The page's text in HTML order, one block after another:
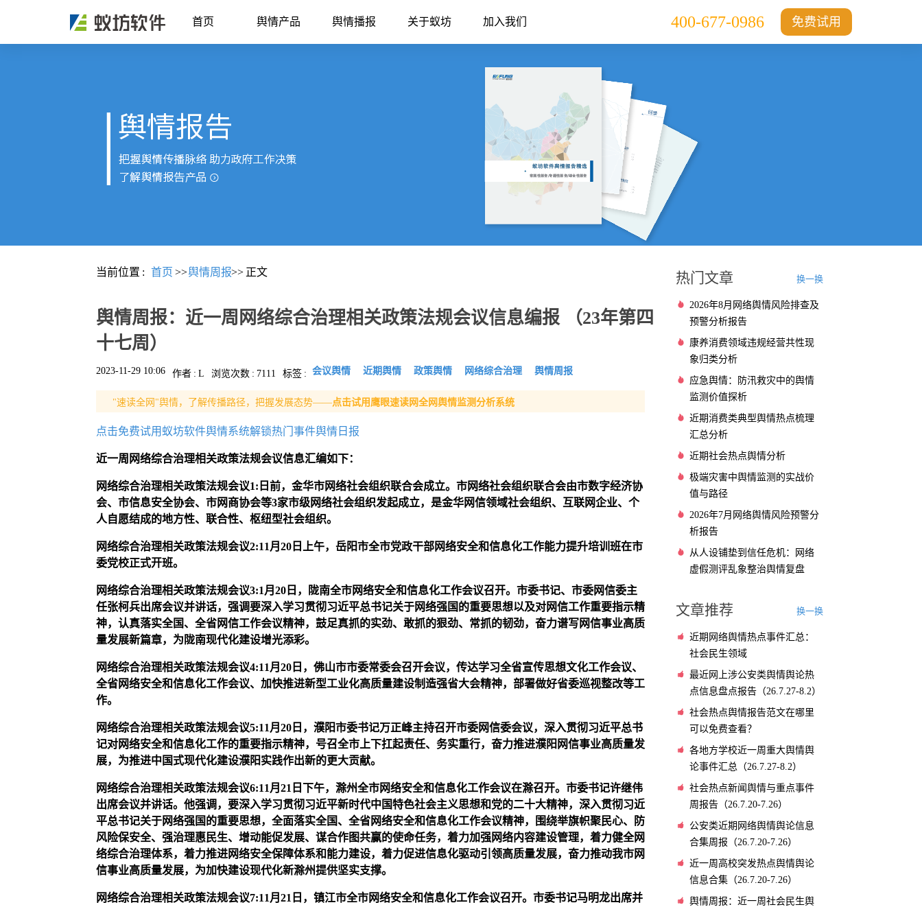
首页 舆情产品 舆情播报 关于蚁坊 加入我们 免费试用
400-677-0986
当前位置 : 首页 >>舆情周报>> 正文
舆情周报：近一周网络综合治理相关政策法规会议信息编报 （23年第四
十七周）
2023-11-29 10:06 作者 : L 浏览次数 : 7111 标签 : 舆情周报
网络综合治理
政策舆情
近期舆情
会议舆情
"速读全网"舆情，了解传播路径，把握发展态势——点击试用鹰眼速读网全网舆情监测分析系统
点击免费试用蚁坊软件舆情系统解锁热门事件舆情日报
近一周网络综合治理相关政策法规会议信息汇编如下：
网络综合治理相关政策法规会议1:日前，金华市网络社会组织联合会成立。市网络社会组织联合会由市数字经济协
会、市信息安全协会、市网商协会等3家市级网络社会组织发起成立，是金华网信领域社会组织、互联网企业、个
人自愿结成的地方性、联合性、枢纽型社会组织。
网络综合治理相关政策法规会议2:11月20日上午， 岳阳市全市党政干部网络安全和信息化工作能力提升培训班在市
委党校正式开班。
网络综合治理相关政策法规会议3:1月20日，陇南全市网络安全和信息化工作会议召开。市委书记、市委网信委主
任张柯兵出席会议并讲话，强调要深入学习贯彻习近平总书记关于网络强国的重要思想以及对网信工作重要指示精
神，认真落实全国、全省网信工作会议精神，鼓足真抓的实劲、敢抓的狠劲、常抓的韧劲，奋力谱写网信事业高质
量发展新篇章，为陇南现代化建设增光添彩。
网络综合治理相关政策法规会议4:11月20日， 佛山市市委常委会召开会议，传达学习全省宣传思想文化工作会议、
全省网络安全和信息化工作会议、加快推进新型工业化高质量建设制造强省大会精神，部署做好省委巡视整改等工
作。
网络综合治理相关政策法规会议5:11月20日，濮阳市委书记万正峰主持召开市委网信委会议，深入贯彻习近平总书
记对网络安全和信息化工作的重要指示精神，号召全市上下扛起责任、务实重行，奋力推进濮阳网信事业高质量发
展，为推进中国式现代化建设濮阳实践作出新的更大贡献。
网络综合治理相关政策法规会议6:11月21日下午，滁州全市网络安全和信息化工作会议在滁召开。市委书记许继伟
出席会议并讲话。他强调，要深入学习贯彻习近平新时代中国特色社会主义思想和党的二十大精神，深入贯彻习近
平总书记关于网络强国的重要思想，全面落实全国、全省网络安全和信息化工作会议精神，围绕举旗帜聚民心、防
风险保安全、强治理惠民生、增动能促发展、谋合作图共赢的使命任务，着力加强网络内容建设管理，着力健全网
络综合治理体系，着力推进网络安全保障体系和能力建设，着力促进信息化驱动引领高质量发展，奋力推动我市网
信事业高质量发展，为加快建设现代化新滁州提供坚实支撑。
网络综合治理相关政策法规会议7:11月21日， 镇江市全市网络安全和信息化工作会议召开。市委书记马明龙出席并
热门文章 换一换
2026年8月网络舆情风险排查及
预警分析报告
康养消费领域违规经营共性现
象归类分析
应急舆情：防汛救灾中的舆情
监测价值探析
近期消费类典型舆情热点梳理
汇总分析
近期社会热点舆情分析
极端灾害中舆情监测的实战价
值与路径
2026年7月网络舆情风险预警分
析报告
从人设铺垫到信任危机：网络
虚假测评乱象整治舆情复盘
文章推荐 换一换
近期网络舆情热点事件汇总：
社会民生领域
最近网上涉公安类舆情舆论热
点信息盘点报告（26.7.27-8.2）
社会热点舆情报告范文在哪里
可以免费查看？
各地方学校近一周重大舆情舆
论事件汇总（26.7.27-8.2）
社会热点新闻舆情与重点事件
周报告（26.7.20-7.26）
公安类近期网络舆情舆论信息
合集周报（26.7.20-7.26）
近一周高校突发热点舆情舆论
信息合集（26.7.20-7.26）
舆情周报：近一周社会民生舆